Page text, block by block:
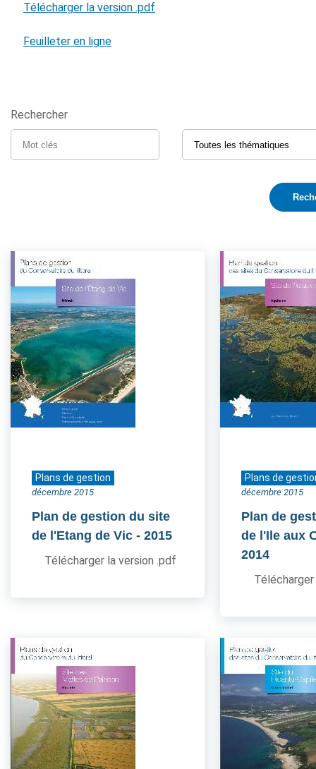
Télécharger la version .pdf
Feuilleter en ligne
Rechercher
Plans de gestion
décembre 2015
Plan de gestion du site
de l'Etang de Vic - 2015
Télécharger la version .pdf
Plans de
décembre 2015
Plan de
de l'Ile aux
2014